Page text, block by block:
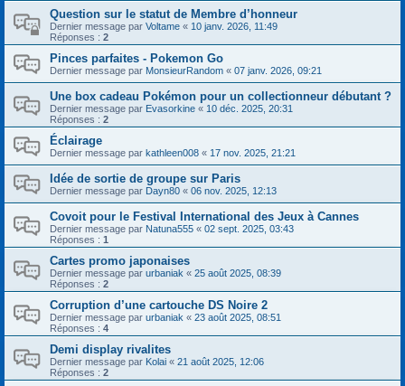
Question sur le statut de Membre d’honneur
Dernier message par Voltame « 10 janv. 2026, 11:49
Réponses : 2
Pinces parfaites - Pokemon Go
Dernier message par MonsieurRandom « 07 janv. 2026, 09:21
Une box cadeau Pokémon pour un collectionneur débutant ?
Dernier message par Evasorkine « 10 déc. 2025, 20:31
Réponses : 2
Éclairage
Dernier message par kathleen008 « 17 nov. 2025, 21:21
Idée de sortie de groupe sur Paris
Dernier message par Dayn80 « 06 nov. 2025, 12:13
Covoit pour le Festival International des Jeux à Cannes
Dernier message par Natuna555 « 02 sept. 2025, 03:43
Réponses : 1
Cartes promo japonaises
Dernier message par urbaniak « 25 août 2025, 08:39
Réponses : 2
Corruption d’une cartouche DS Noire 2
Dernier message par urbaniak « 23 août 2025, 08:51
Réponses : 4
Demi display rivalites
Dernier message par Kolai « 21 août 2025, 12:06
Réponses : 2